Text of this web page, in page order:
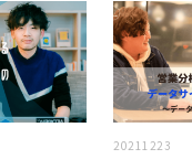
20211223